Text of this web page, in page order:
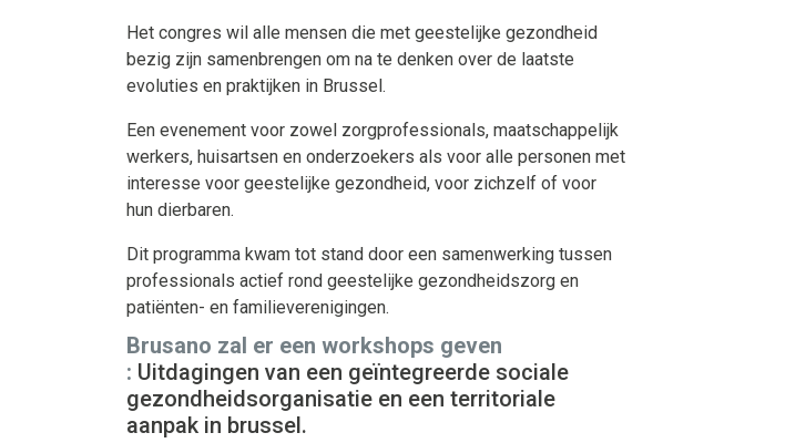
Het congres wil alle mensen die met geestelijke gezondheid
bezig zijn samenbrengen om na te denken over de laatste
evoluties en praktijken in Brussel.
Een evenement voor zowel zorgprofessionals, maatschappelijk
werkers, huisartsen en onderzoekers als voor alle personen met
interesse voor geestelijke gezondheid, voor zichzelf of voor
hun dierbaren.
Dit programma kwam tot stand door een samenwerking tussen
professionals actief rond geestelijke gezondheidszorg en
patiënten- en familieverenigingen.
Brusano zal er een workshops geven
: Uitdagingen van een geïntegreerde sociale
gezondheidsorganisatie en een territoriale
aanpak in brussel.